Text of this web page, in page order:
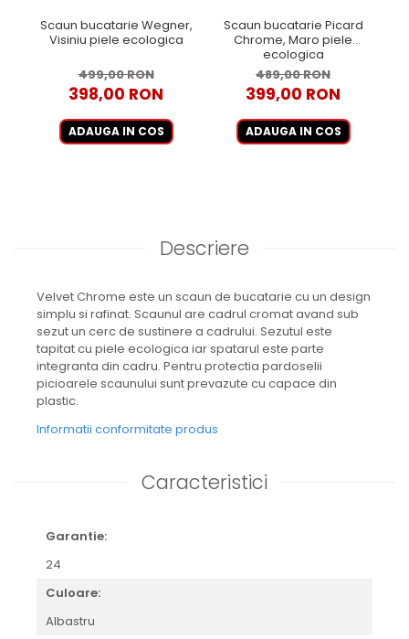
Scaun bucatarie Wegner,
Visiniu piele ecologica
499,00 RON
398,00 RON
ADAUGA IN COS
Scaun bucatarie Picard
Chrome, Maro piele
ecologica
489,00 RON
399,00 RON
ADAUGA IN COS
Descriere
Velvet Chrome este un scaun de bucatarie cu un design
simplu si rafinat. Scaunul are cadrul cromat avand sub
sezut un cerc de sustinere a cadrului. Sezutul este
tapitat cu piele ecologica iar spatarul este parte
integranta din cadru. Pentru protectia pardoselii
picioarele scaunului sunt prevazute cu capace din
plastic.
Informatii conformitate produs
Caracteristici
Garantie:
24
Culoare:
Albastru